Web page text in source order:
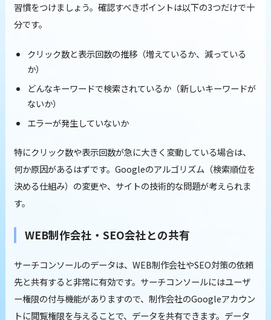
習慣をつけましょう。確認すべきポイントは以下の3つだけで十
分です。
クリック数と表示回数の推移（増えているか、減っている
か）
どんなキーワードで検索されているか（新しいキーワードが
ないか）
エラーが発生していないか
特にクリック数や表示回数が急に大きく変動している場合は、
何か原因があるはずです。Googleのアルゴリズム（検索順位を
決める仕組み）の変更や、サイトの技術的な問題が考えられま
す。
WEB制作会社・SEO会社との共有
サーチコンソールのデータは、WEB制作会社やSEO対策の依頼
先と共有すると非常に有効です。サーチコンソールにはユーザ
ー権限の付与機能がありますので、制作会社のGoogleアカウン
トに閲覧権限を与えることで、データを共有できます。データ